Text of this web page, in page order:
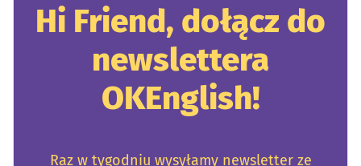
Hi Friend, dołącz do
newslettera
OKEnglish!
Raz w tygodniu wysyłamy newsletter ze